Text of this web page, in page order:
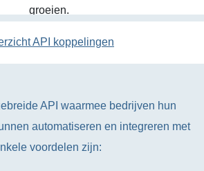
groeien.
API koppelingen
API waarmee bedrijven hun
automatiseren en integreren met
voordelen zijn: